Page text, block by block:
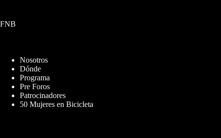
FNB
Nosotros
Dónde
Programa
Pre Foros
Patrocinadores
50 Mujeres en Bicicleta